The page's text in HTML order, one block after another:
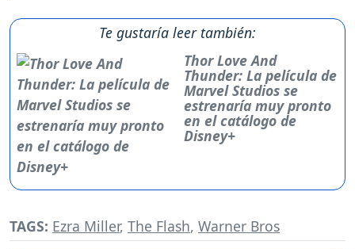
Te gustaría leer también:
Thor Love And
Thunder: La película de
Marvel Studios se
estrenaría muy pronto
en el catálogo de
Disney+
TAGS: Ezra Miller, The Flash, Warner Bros